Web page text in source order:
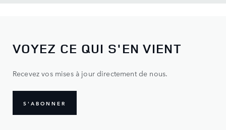
VOYEZ CE QUI S'EN VIENT
Recevez vos mises à jour directement de nous.
S'ABONNER